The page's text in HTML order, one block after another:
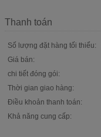
Thanh toán
Số lượng đặt hàng tối thiểu:
Giá bán:
chi tiết đóng gói:
Thời gian giao hàng:
Điều khoản thanh toán:
Khả năng cung cấp: